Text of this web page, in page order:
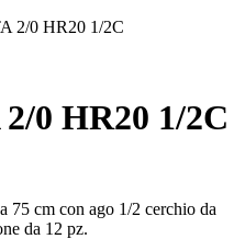
2/0 HR20 1/2C
0 HR20 1/2C
75 cm con ago 1/2 cerchio da
da 12 pz.